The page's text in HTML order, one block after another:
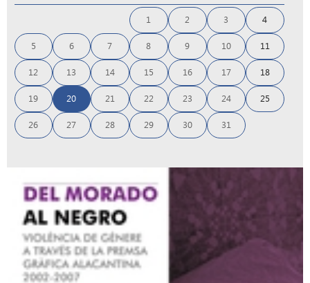
1 2 3 4
5 6 7 8 9 10 11
12 13 14 15 16 17 18
19 20 21 22 23 24 25
26 27 28 29 30 31